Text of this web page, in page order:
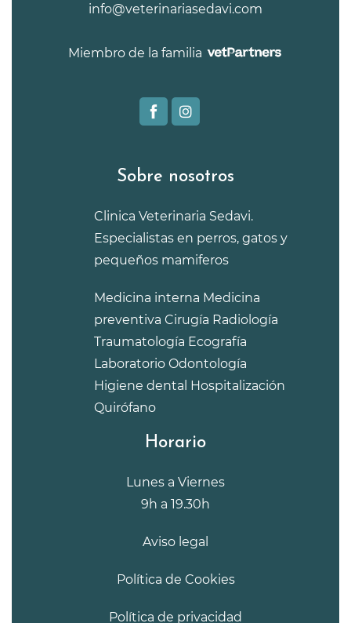
info@veterinariasedavi.com
Miembro de la familia
Sobre nosotros
Clinica Veterinaria Sedavi.
Especialistas en perros, gatos y
pequeños mamiferos
Medicina interna Medicina
preventiva Cirugía Radiología
Traumatología Ecografía
Laboratorio Odontología
Higiene dental Hospitalización
Quirófano
Horario
Lunes a Viernes
9h a 19.30h
Aviso legal
Política de Cookies
Política de privacidad